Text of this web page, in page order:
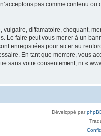
pas comme contenu
diffamatoire, choquant,
Le faire peut vous mener à un
enregistrées pour aider au
En tant que membre, vous
sans votre consentement, ni «
Développé par